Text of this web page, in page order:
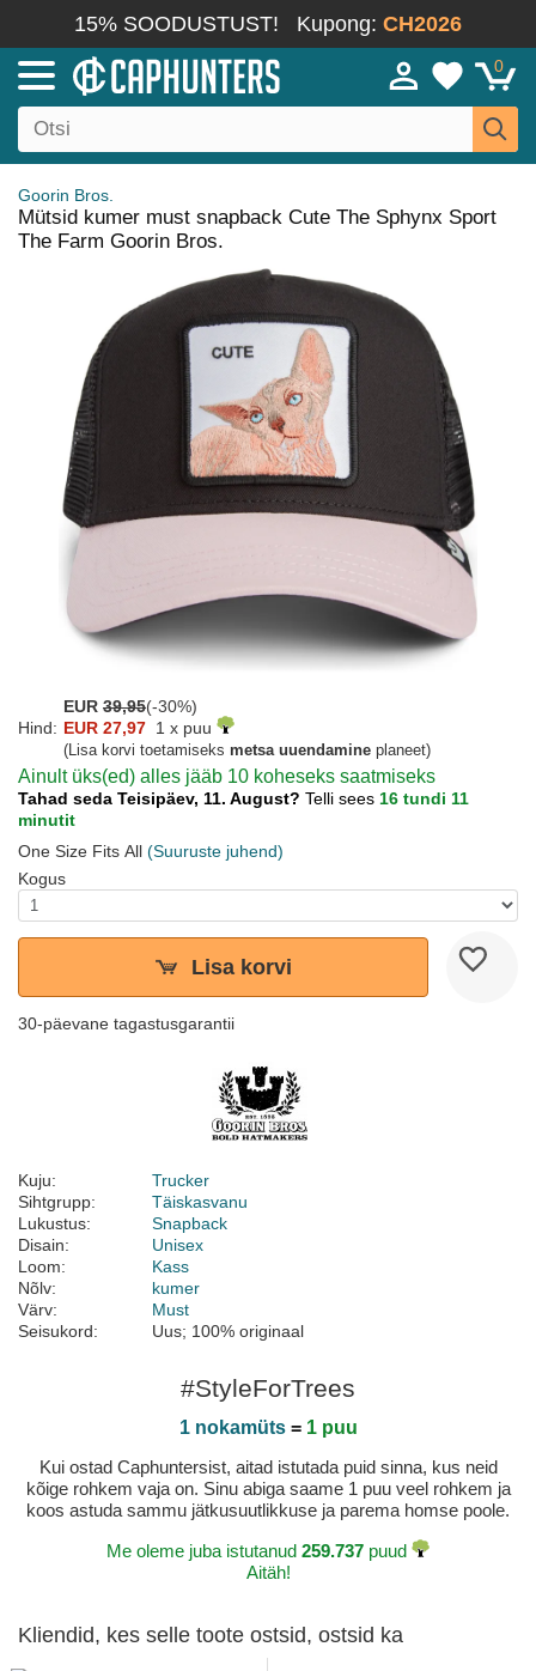
15% SOODUSTUST! Kupong: CH2026
0
Goorin Bros.
Mütsid kumer must snapback Cute The Sphynx Sport
The Farm Goorin Bros.
EUR 39,95(-30%)
Hind: EUR 27,97 1 x puu
(Lisa korvi toetamiseks metsa uuendamine planeet)
Ainult üks(ed) alles jääb 10 koheseks saatmiseks
Tahad seda Teisipäev, 11. August? Telli sees 16 tundi 11
minutit
One Size Fits All (Suuruste juhend)
Kogus
Lisa korvi
30-päevane tagastusgarantii
Kuju:
Trucker
Sihtgrupp:
Täiskasvanu
Lukustus:
Snapback
Disain:
Unisex
Loom:
Kass
Nõlv:
kumer
Värv:
Must
Seisukord:
Uus; 100% originaal
#StyleForTrees
1 nokamüts= 1 puu
Kui ostad Caphuntersist, aitad istutada puid sinna, kus neid
kõige rohkem vaja on. Sinu abiga saame 1 puu veel rohkem ja
koos astuda sammu jätkusuutlikkuse ja parema homse poole.
Me oleme juba istutanud 259.737 puud
Aitäh!
Kliendid, kes selle toote ostsid, ostsid ka